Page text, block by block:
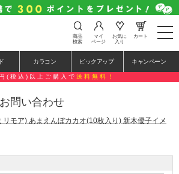
t
o
e
n
g
o
商品
検索
マイ
ページ
お気に
入り
カート
カラコン ピックアップ キャンペーン
(税込)以上ご購入で 送料無料！
問い合わせ
リモア) あまえんぼカカオ(10枚入り) 新木優子イメ